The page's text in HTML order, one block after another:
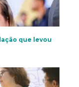
que levou